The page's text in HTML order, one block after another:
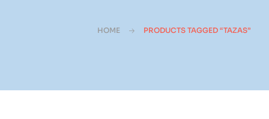
HOME PRODUCTS TAGGED “TAZAS”